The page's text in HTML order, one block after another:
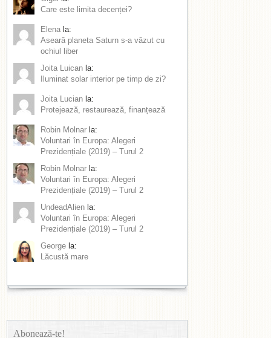
Care este limita decenței?
Elena la:
Aseară planeta Saturn s-a văzut cu
ochiul liber
Joita Luican la:
Iluminat solar interior pe timp de zi?
Joita Lucian la:
Protejează, restaurează, finanțează
Robin Molnar la:
Voluntari în Europa: Alegeri
Prezidențiale (2019) – Turul 2
Robin Molnar la:
Voluntari în Europa: Alegeri
Prezidențiale (2019) – Turul 2
UndeadAlien la:
Voluntari în Europa: Alegeri
Prezidențiale (2019) – Turul 2
George la:
Lăcustă mare
Abonează-te!